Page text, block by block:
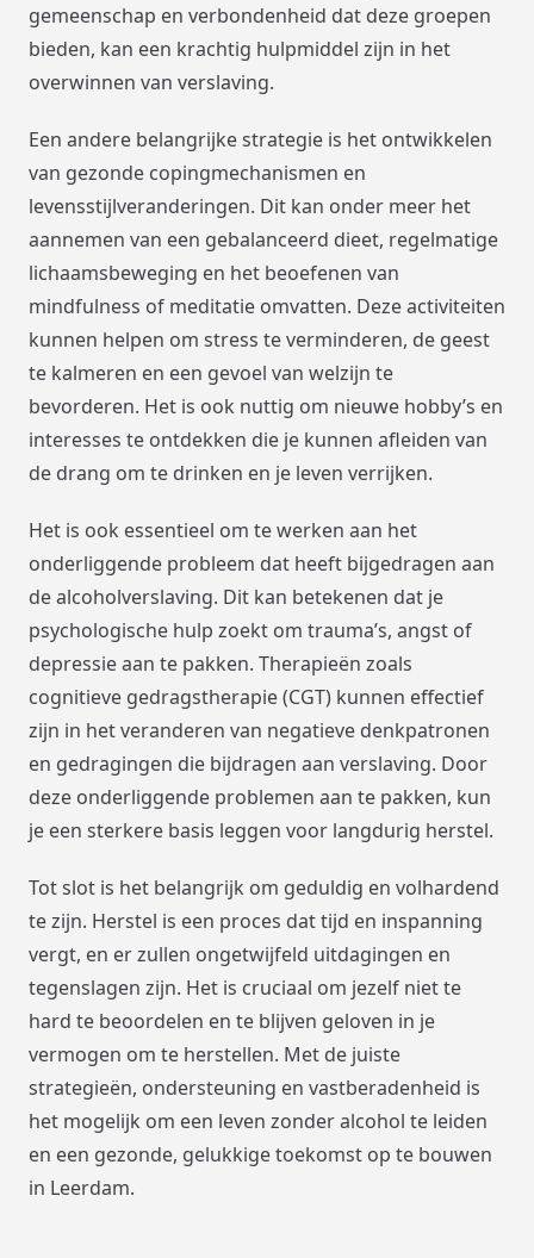
gemeenschap en verbondenheid dat deze groepen
bieden, kan een krachtig hulpmiddel zijn in het
overwinnen van verslaving.
Een andere belangrijke strategie is het ontwikkelen
van gezonde copingmechanismen en
levensstijlveranderingen. Dit kan onder meer het
aannemen van een gebalanceerd dieet, regelmatige
lichaamsbeweging en het beoefenen van
mindfulness of meditatie omvatten. Deze activiteiten
kunnen helpen om stress te verminderen, de geest
te kalmeren en een gevoel van welzijn te
bevorderen. Het is ook nuttig om nieuwe hobby’s en
interesses te ontdekken die je kunnen afleiden van
de drang om te drinken en je leven verrijken.
Het is ook essentieel om te werken aan het
onderliggende probleem dat heeft bijgedragen aan
de alcoholverslaving. Dit kan betekenen dat je
psychologische hulp zoekt om trauma’s, angst of
depressie aan te pakken. Therapieën zoals
cognitieve gedragstherapie (CGT) kunnen effectief
zijn in het veranderen van negatieve denkpatronen
en gedragingen die bijdragen aan verslaving. Door
deze onderliggende problemen aan te pakken, kun
je een sterkere basis leggen voor langdurig herstel.
Tot slot is het belangrijk om geduldig en volhardend
te zijn. Herstel is een proces dat tijd en inspanning
vergt, en er zullen ongetwijfeld uitdagingen en
tegenslagen zijn. Het is cruciaal om jezelf niet te
hard te beoordelen en te blijven geloven in je
vermogen om te herstellen. Met de juiste
strategieën, ondersteuning en vastberadenheid is
het mogelijk om een leven zonder alcohol te leiden
en een gezonde, gelukkige toekomst op te bouwen
in Leerdam.